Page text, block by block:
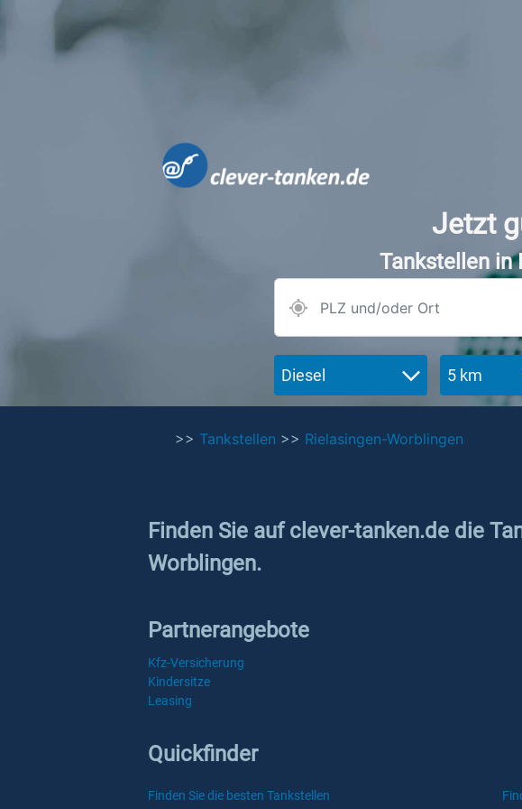
Jetzt
Tankstellen in
Diesel 5 km
>> Tankstellen >> Rielasingen-Worblingen
Finden Sie auf clever-tanken.de die
Worblingen.
Partnerangebote
Kfz-Versicherung
Kindersitze
Leasing
Quickfinder
Finden Sie die besten Tankstellen